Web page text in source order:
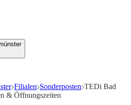
Filialen Sonderposten TEDi Bad
& Öffnungszeiten